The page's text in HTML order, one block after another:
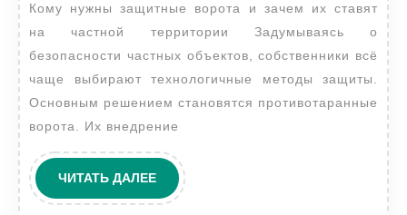
ворота
на
частной
Кому нужны защитные ворота и зачем их ставят
на частной территории Задумываясь о
безопасности частных объектов, собственники всё
чаще выбирают технологичные методы защиты.
Основным решением становятся противотаранные
ворота. Их внедрение
ЧИТАТЬ ДАЛЕЕЧИТАТЬ
ДАЛЕЕ